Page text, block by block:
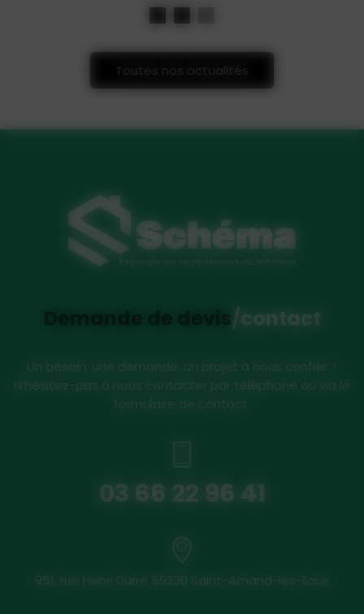
Toutes nos actualités
Demande de devis /contact
Un besoin, une demande, un projet à nous confier ?
03 66 22 96 41
951, rue Henri Durre 59230 Saint-Amand-les-Eaux